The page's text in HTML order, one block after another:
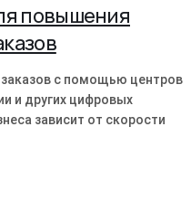
повышения
с помощью центров
и других цифровых
зависит от скорости